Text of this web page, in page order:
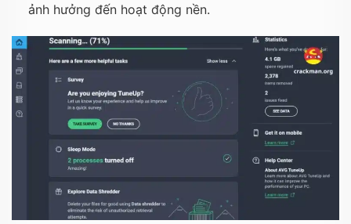
ảnh hưởng đến hoạt động nền.